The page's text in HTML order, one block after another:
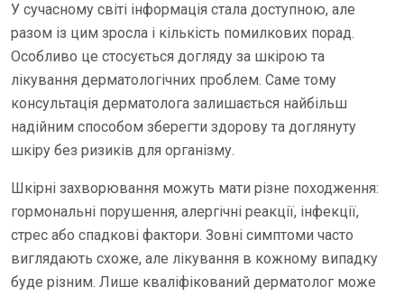
У сучасному світі інформація стала доступною, але
разом із цим зросла і кількість помилкових порад.
Особливо це стосується догляду за шкірою та
лікування дерматологічних проблем. Саме тому
консультація дерматолога залишається найбільш
надійним способом зберегти здорову та доглянуту
шкіру без ризиків для організму.
Шкірні захворювання можуть мати різне походження:
гормональні порушення, алергічні реакції, інфекції,
стрес або спадкові фактори. Зовні симптоми часто
виглядають схоже, але лікування в кожному випадку
буде різним. Лише кваліфікований дерматолог може